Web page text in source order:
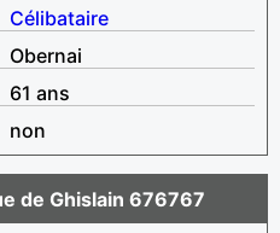
Célibataire
Obernai
61 ans
non
de Ghislain 676767